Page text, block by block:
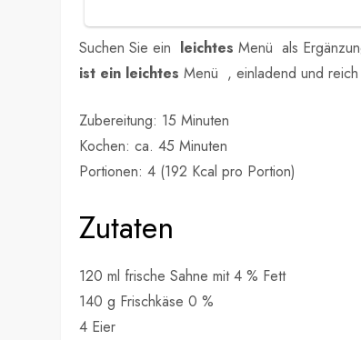
Suchen Sie ein leichtes Menü als
ist ein leichtes Menü , einladend und
Zubereitung: 15 Minuten
Kochen: ca. 45 Minuten
Portionen: 4 (192 Kcal pro Portion)
Zutaten
120 ml frische Sahne mit 4 % Fett
140 g Frischkäse 0 %
4 Eier